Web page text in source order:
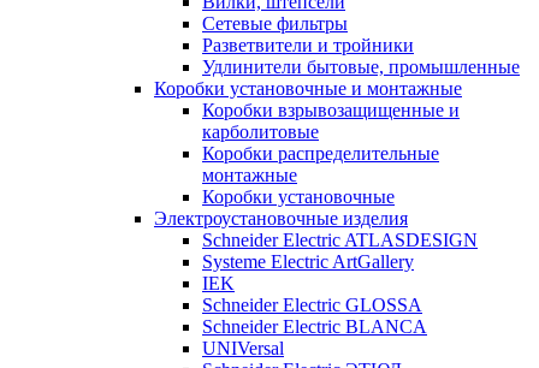
Сетевые фильтры
Разветвители и тройники
Удлинители бытовые, промышленные
Коробки установочные и монтажные
Коробки взрывозащищенные и
карболитовые
Коробки распределительные
монтажные
Коробки установочные
Электроустановочные изделия
Schneider Electric ATLASDESIGN
Systeme Electric ArtGallery
IEK
Schneider Electric GLOSSA
Schneider Electric BLANCA
UNIVersal